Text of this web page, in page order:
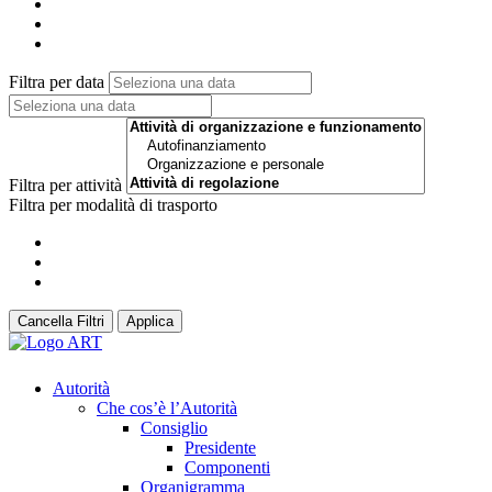
Filtra per data
Filtra per attività
Filtra per modalità di trasporto
Cancella Filtri Applica
Autorità
Che cos’è l’Autorità
Consiglio
Presidente
Componenti
Organigramma